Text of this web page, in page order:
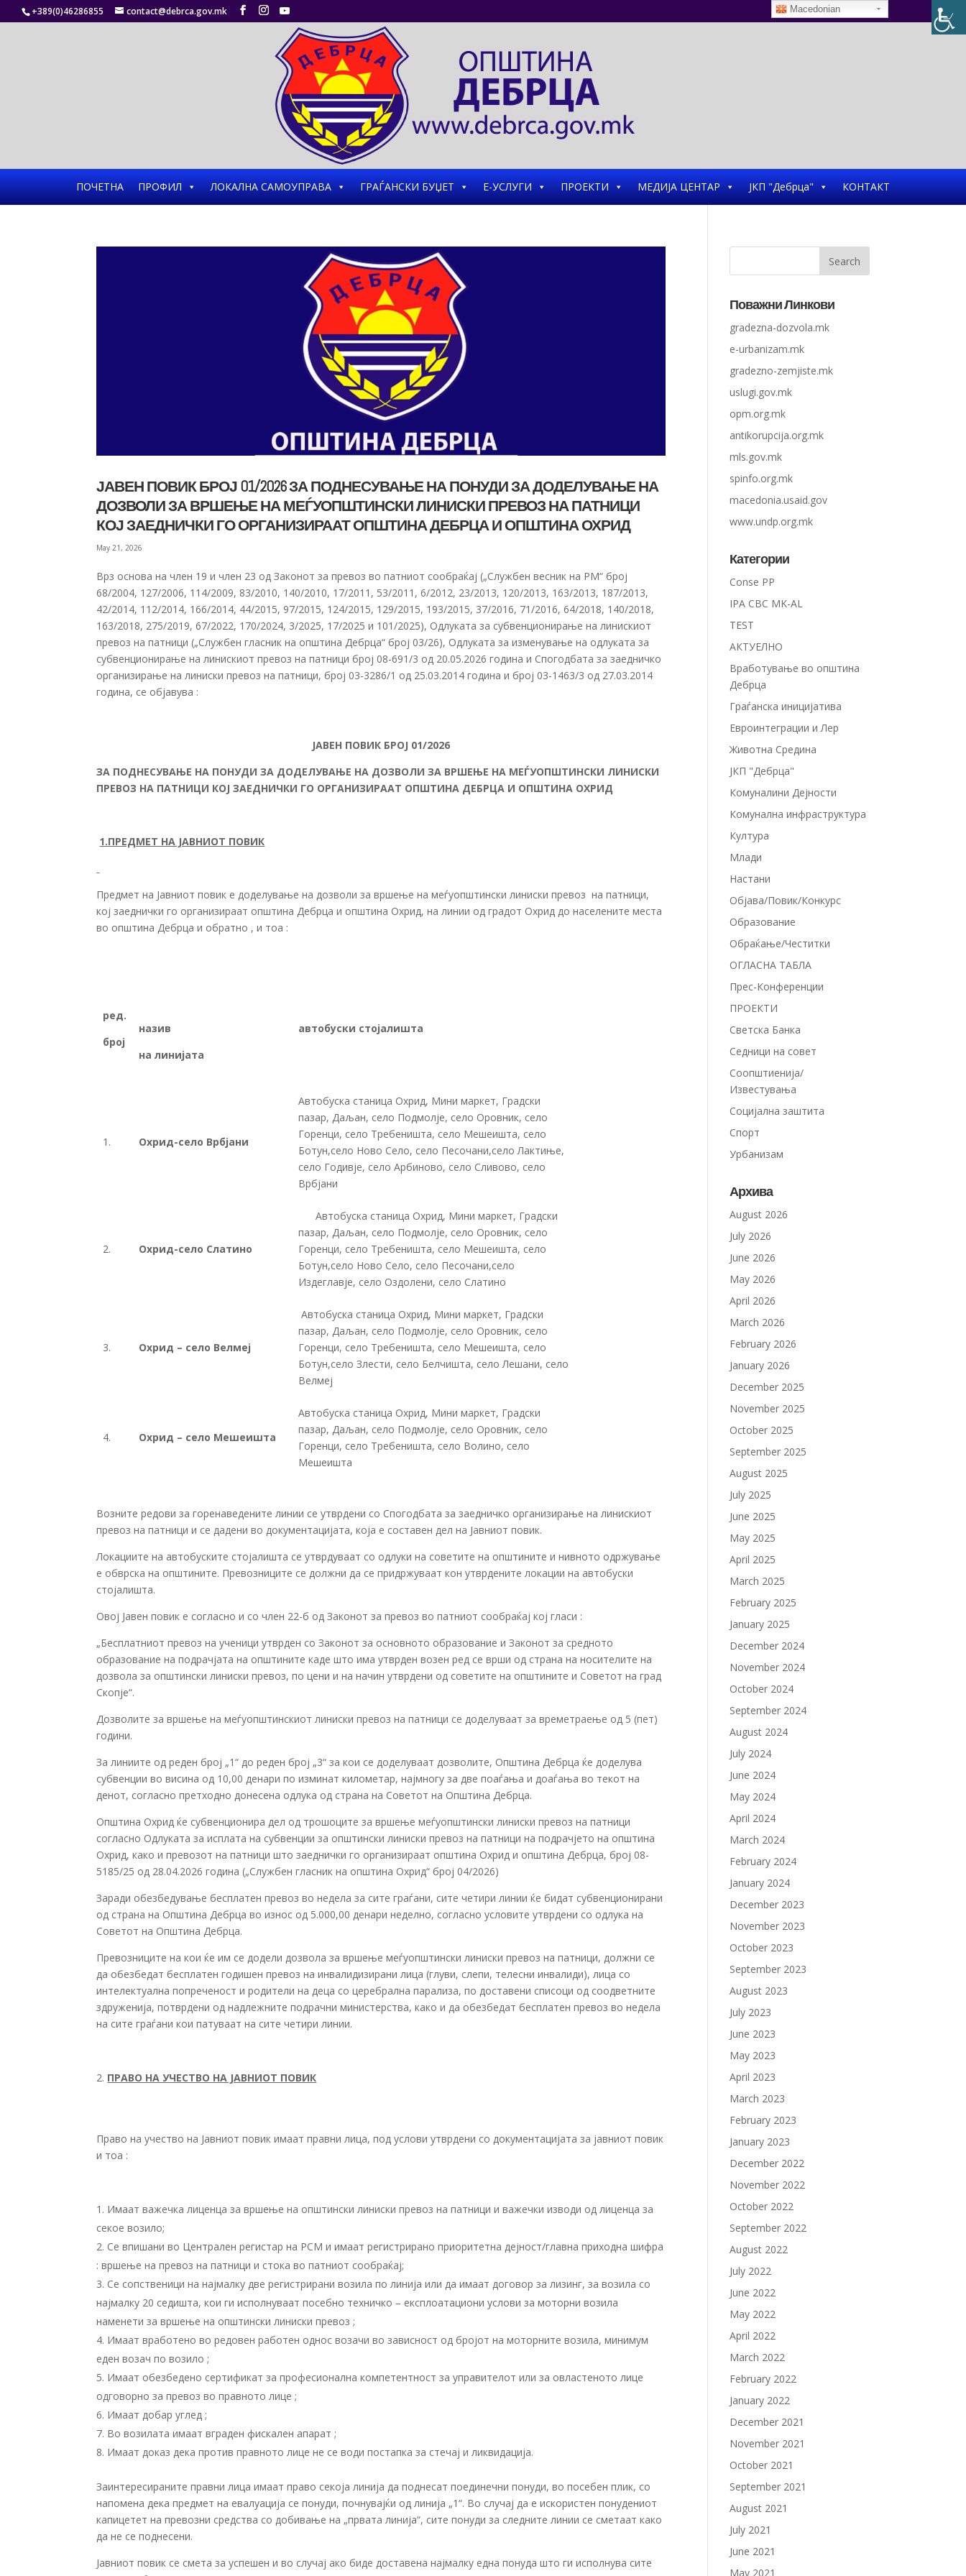
+389(0)46286855 contact@debrca.gov.mk
ПОЧЕТНА ПРОФИЛ ЛОКАЛНА САМОУПРАВА ГРАЃАНСКИ БУЏЕТ Е-УСЛУГИ ПРОЕКТИ МЕДИЈА ЦЕНТАР ЈКП "Дебрца" КОНТАКТ
ЈАВЕН ПОВИК БРОЈ 01/2026 ЗА ПОДНЕСУВАЊЕ НА ПОНУДИ ЗА ДОДЕЛУВАЊЕ НА
ДОЗВОЛИ ЗА ВРШЕЊЕ НА МЕЃУОПШТИНСКИ ЛИНИСКИ ПРЕВОЗ НА ПАТНИЦИ
КОЈ ЗАЕДНИЧКИ ГО ОРГАНИЗИРААТ ОПШТИНА ДЕБРЦА И ОПШТИНА ОХРИД
May 21, 2026
Врз основа на член 19 и член 23 од Законот за превоз во патниот сообраќај („Службен весник на РМ“ број
68/2004, 127/2006, 114/2009, 83/2010, 140/2010, 17/2011, 53/2011, 6/2012, 23/2013, 120/2013, 163/2013, 187/2013,
42/2014, 112/2014, 166/2014, 44/2015, 97/2015, 124/2015, 129/2015, 193/2015, 37/2016, 71/2016, 64/2018, 140/2018,
163/2018, 275/2019, 67/2022, 170/2024, 3/2025, 17/2025 и 101/2025), Одлуката за субвенционирање на линискиот
превоз на патници („Службен гласник на општина Дебрца“ број 03/26), Одлуката за изменување на одлуката за
субвенционирање на линискиот превоз на патници број 08-691/3 од 20.05.2026 година и Спогодбата за заедничко
организирање на линиски превоз на патници, број 03-3286/1 од 25.03.2014 година и број 03-1463/3 од 27.03.2014
година, се објавува :
ЈАВЕН ПОВИК БРОЈ 01/2026
ЗА ПОДНЕСУВАЊЕ НА ПОНУДИ ЗА ДОДЕЛУВАЊЕ НА ДОЗВОЛИ ЗА ВРШЕЊЕ НА МЕЃУОПШТИНСКИ ЛИНИСКИ
ПРЕВОЗ НА ПАТНИЦИ КОЈ ЗАЕДНИЧКИ ГО ОРГАНИЗИРААТ ОПШТИНА ДЕБРЦА И ОПШТИНА ОХРИД
1.ПРЕДМЕТ НА ЈАВНИОТ ПОВИК
Предмет на Јавниот повик е доделување на дозволи за вршење на меѓуопштински линиски превоз на патници,
кој заеднички го организираат општина Дебрца и општина Охрид, на линии од градот Охрид до населените места
во општина Дебрца и обратно , и тоа :
ред.
број
назив
на линијата
автобуски стојалишта
1. Охрид-село Врбјани
Автобуска станица Охрид, Мини маркет, Градски
пазар, Даљан, село Подмолје, село Оровник, село
Горенци, село Требеништа, село Мешеишта, село
Ботун,село Ново Село, село Песочани,село Лактиње,
село Годивје, село Арбиново, село Сливово, село
Врбјани
2. Охрид-село Слатино
Автобуска станица Охрид, Мини маркет, Градски
пазар, Даљан, село Подмолје, село Оровник, село
Горенци, село Требеништа, село Мешеишта, село
Ботун,село Ново Село, село Песочани,село
Издеглавје, село Оздолени, село Слатино
3. Охрид – село Велмеј
Автобуска станица Охрид, Мини маркет, Градски
пазар, Даљан, село Подмолје, село Оровник, село
Горенци, село Требеништа, село Мешеишта, село
Ботун,село Злести, село Белчишта, село Лешани, село
Велмеј
4. Охрид – село Мешеишта
Автобуска станица Охрид, Мини маркет, Градски
пазар, Даљан, село Подмолје, село Оровник, село
Горенци, село Требеништа, село Волино, село
Мешеишта
Возните редови за горенаведените линии се утврдени со Спогодбата за заедничко организирање на линискиот
превоз на патници и се дадени во документацијата, која е составен дел на Јавниот повик.
Локациите на автобуските стојалишта се утврдуваат со одлуки на советите на општините и нивното одржување
е обврска на општините. Превозниците се должни да се придржуваат кон утврдените локации на автобуски
стојалишта.
Овој Јавен повик е согласно и со член 22-б од Законот за превоз во патниот сообраќај кој гласи :
„Бесплатниот превоз на ученици утврден со Законот за основното образование и Законот за средното
образование на подрачјата на општините каде што има утврден возен ред се врши од страна на носителите на
дозвола за општински линиски превоз, по цени и на начин утврдени од советите на општините и Советот на град
Скопје“.
Дозволите за вршење на меѓуопштинскиот линиски превоз на патници се доделуваат за времетраење од 5 (пет)
години.
За линиите од реден број „1“ до реден број „3“ за кои се доделуваат дозволите, Општина Дебрца ќе доделува
субвенции во висина од 10,00 денари по изминат километар, најмногу за две поаѓања и доаѓања во текот на
денот, согласно претходно донесена одлука од страна на Советот на Општина Дебрца.
Општина Охрид ќе субвенционира дел од трошоците за вршење меѓуопштински линиски превоз на патници
согласно Одлуката за исплата на субвенции за општински линиски превоз на патници на подрачјето на општина
Охрид, како и превозот на патници што заеднички го организираат општина Охрид и општина Дебрца, број 08-
5185/25 од 28.04.2026 година („Службен гласник на општина Охрид“ број 04/2026)
Заради обезбедување бесплатен превоз во недела за сите граѓани, сите четири линии ќе бидат субвенционирани
од страна на Општина Дебрца во износ од 5.000,00 денари неделно, согласно условите утврдени со одлука на
Советот на Општина Дебрца.
Превозниците на кои ќе им се додели дозвола за вршење меѓуопштински линиски превоз на патници, должни се
да обезбедат бесплатен годишен превоз на инвалидизирани лица (глуви, слепи, телесни инвалиди), лица со
интелектуална попреченост и родители на деца со церебрална парализа, по доставени списоци од соодветните
здруженија, потврдени од надлежните подрачни министерства, како и да обезбедат бесплатен превоз во недела
на сите граѓани кои патуваат на сите четири линии.
ПРАВО НА УЧЕСТВО НА ЈАВНИОТ ПОВИК
Право на учество на Јавниот повик имаат правни лица, под услови утврдени со документацијата за јавниот повик
и тоа :
Имаат важечка лиценца за вршење на општински линиски превоз на патници и важечки изводи од лиценца за
секое возило;
Се впишани во Централен регистар на РСМ и имаат регистрирано приоритетна дејност/главна приходна шифра
: вршење на превоз на патници и стока во патниот сообраќај;
Се сопственици на најмалку две регистрирани возила по линија или да имаат договор за лизинг, за возила со
најмалку 20 седишта, кои ги исполнуваат посебно техничко – експлоатациони услови за моторни возила
наменети за вршење на општински линиски превоз ;
Имаат вработено во редовен работен однос возачи во зависност од бројот на моторните возила, минимум
еден возач по возило ;
Имаат обезбедено сертификат за професионална компетентност за управителот или за овластеното лице
одговорно за превоз во правното лице ;
Имаат добар углед ;
Во возилата имаат вграден фискален апарат ;
Имаат доказ дека против правното лице не се води постапка за стечај и ликвидација.
Заинтересираните правни лица имаат право секоја линија да поднесат поединечни понуди, во посебен плик, со
напомена дека предмет на евалуација се понуди, почнувајќи од линија „1“. Во случај да е искористен понудениот
капицетет на превозни средства со добивање на „првата линија“, сите понуди за следните линии се сметаат како
да не се поднесени.
Јавниот повик се смета за успешен и во случај ако биде доставена најмалку една понуда што ги исполнува сите
Поважни Линкови
gradezna-dozvola.mk
e-urbanizam.mk
gradezno-zemjiste.mk
uslugi.gov.mk
opm.org.mk
antikorupcija.org.mk
mls.gov.mk
spinfo.org.mk
macedonia.usaid.gov
www.undp.org.mk
Категории
Conse PP
IPA CBC MK-AL
TEST
АКТУЕЛНО
Вработување во општина
Дебрца
Граѓанска иницијатива
Евроинтеграции и Лер
Животна Средина
ЈКП "Дебрца"
Комуналини Дејности
Комунална инфраструктура
Култура
Млади
Настани
Објава/Повик/Конкурс
Образование
Обраќање/Честитки
ОГЛАСНА ТАБЛА
Прес-Конференции
ПРОЕКТИ
Светска Банка
Седници на совет
Соопштиенија/
Известувања
Социјална заштита
Спорт
Урбанизам
Архива
August 2026
July 2026
June 2026
May 2026
April 2026
March 2026
February 2026
January 2026
December 2025
November 2025
October 2025
September 2025
August 2025
July 2025
June 2025
May 2025
April 2025
March 2025
February 2025
January 2025
December 2024
November 2024
October 2024
September 2024
August 2024
July 2024
June 2024
May 2024
April 2024
March 2024
February 2024
January 2024
December 2023
November 2023
October 2023
September 2023
August 2023
July 2023
June 2023
May 2023
April 2023
March 2023
February 2023
January 2023
December 2022
November 2022
October 2022
September 2022
August 2022
July 2022
June 2022
May 2022
April 2022
March 2022
February 2022
January 2022
December 2021
November 2021
October 2021
September 2021
August 2021
July 2021
June 2021
May 2021
Macedonian